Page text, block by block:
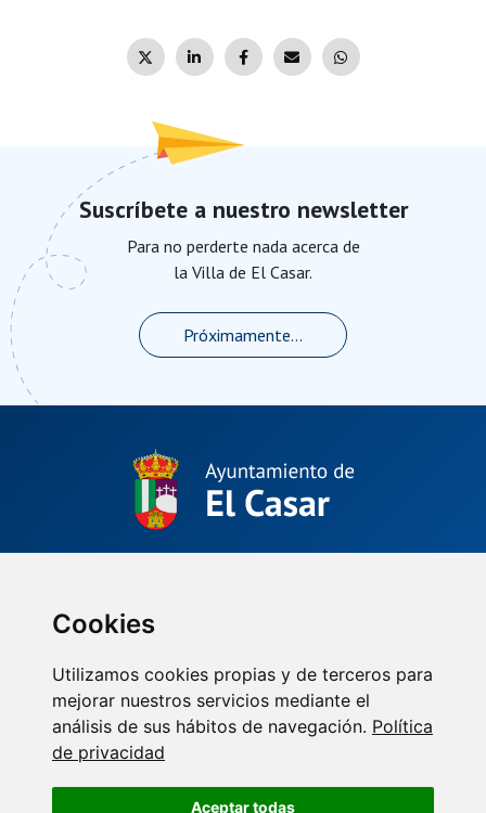
Cookies
Utilizamos cookies propias y de terceros para
mejorar nuestros servicios mediante el
análisis de sus hábitos de navegación. Política
de privacidad
Aceptar todas
Suscríbete a nuestro newsletter
Para no perderte nada acerca de
la Villa de El Casar.
Próximamente...